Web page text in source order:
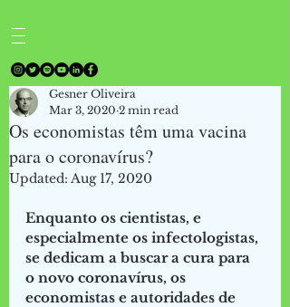
Os economistas têm uma vacina
para o coronavírus?
Gesner Oliveira
Mar 3, 2020 2 min read
Updated: Aug 17, 2020
Enquanto os cientistas, e
especialmente os infectologistas,
se dedicam a buscar a cura para
o novo coronavírus, os
economistas e autoridades de